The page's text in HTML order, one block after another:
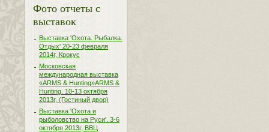
Фото отчеты с
выставок
Выставка 'Охота. Рыбалка.
Отдых' 20-23 февраля
2014г, Крокус
Московская
международная выставка
«ARMS & Hunting»ARMS &
Hunting. 10-13 октября
2013г, (Гостиный двор)
Выставка 'Охота и
рыболовство на Руси'. 3-6
октября 2013г, ВВЦ